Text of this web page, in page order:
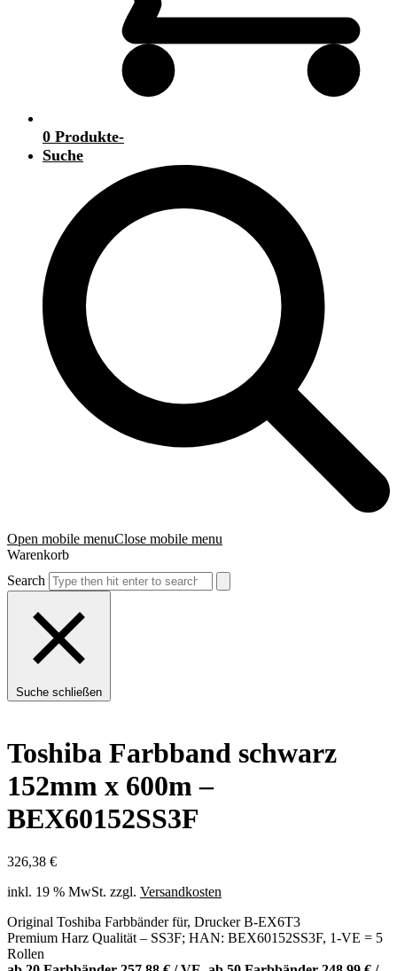
0 Produkte-
Suche
Open mobile menuClose mobile menu
Warenkorb
Search
Suche schließen
Toshiba Farbband schwarz
152mm x 600m –
BEX60152SS3F
326,38 €
inkl. 19 % MwSt. zzgl. Versandkosten
Original Toshiba Farbbänder für, Drucker B-EX6T3
Premium Harz Qualität – SS3F; HAN: BEX60152SS3F, 1-VE = 5
Rollen